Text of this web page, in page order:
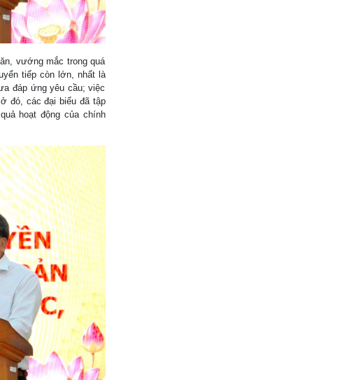
vướng mắc trong quá
tiếp còn lớn, nhất là
đáp ứng yêu cầu; việc
đó, các đại biểu đã tập
hoạt động của chính